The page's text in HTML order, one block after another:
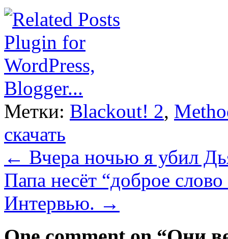
Метки: Blackout! 2,
скачать
← Вчера ночью я убил
Папа несёт “доброе
Интервью. →